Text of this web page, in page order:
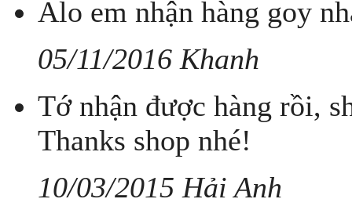
Alo em nhận hàng goy
05/11/2016 Khanh
Tớ nhận được hàng rồi,
Thanks shop nhé!
10/03/2015 Hải Anh